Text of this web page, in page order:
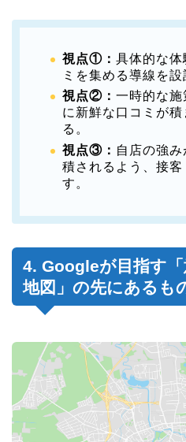
視点①： 具体的な体
ミを集める導線を設
視点②： 一時的な施
に新鮮な口コミが積
る。
視点③： 自店の強
積されるよう、接
す。
4. Googleが目指す
地図」の先にあるも